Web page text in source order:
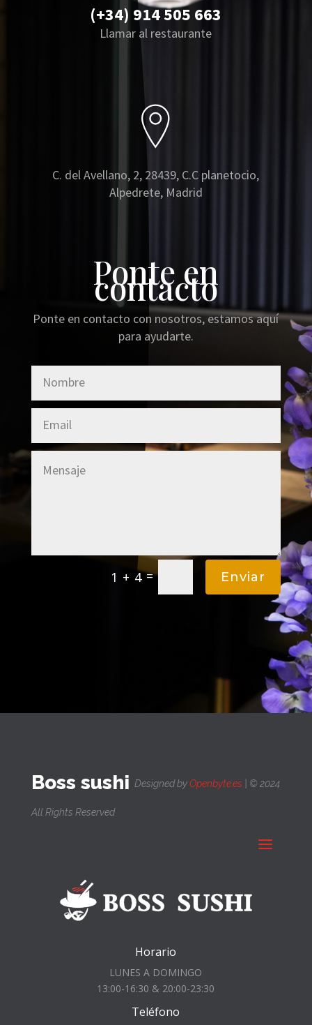
(+34) 914 505 663
Llamar al restaurante
C. del Avellano, 2, 28439, C.C planetocio,
Alpedrete, Madrid
Ponte en
contacto
Ponte en contacto con nosotros, estamos aquí
para ayudarte.
1 + 4= Enviar
Boss sushi Designed byOpenbyte.es | © 2024
All Rights Reserved
Horario
LUNES A DOMINGO
13:00-16:30 & 20:00-23:30
Teléfono